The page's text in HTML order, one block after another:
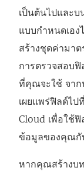
เป็นต้นไปและ
แบบกำหนดเอ
สร้างชุดค่ามา
การตรวจสอบ
ที่คุณจะใช้ จาก
เผยแพร่ฟิลด์ไปที่
Cloud เพื่อใช้
ข้อมูลของคุณกั
หากคุณสร้างบ